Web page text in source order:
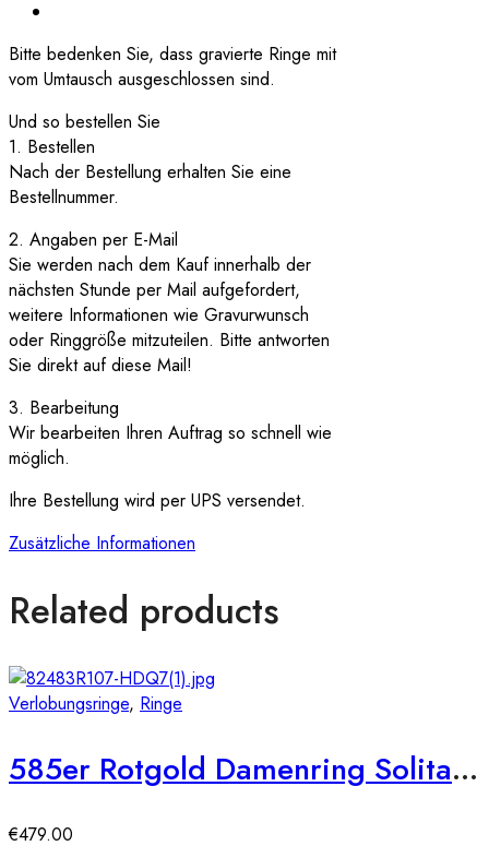
Bitte bedenken Sie, dass gravierte Ringe mit
vom Umtausch ausgeschlossen sind.
Und so bestellen Sie
1. Bestellen
Nach der Bestellung erhalten Sie eine
Bestellnummer.
2. Angaben per E-Mail
Sie werden nach dem Kauf innerhalb der
nächsten Stunde per Mail aufgefordert,
weitere Informationen wie Gravurwunsch
oder Ringgröße mitzuteilen. Bitte antworten
Sie direkt auf diese Mail!
3. Bearbeitung
Wir bearbeiten Ihren Auftrag so schnell wie
möglich.
Ihre Bestellung wird per UPS versendet.
Zusätzliche Informationen
Related products
Verlobungsringe, Ringe
585er Rotgold Damenring Solitair mit Zirkonia Octagonschliff Gr. 54
€479.00